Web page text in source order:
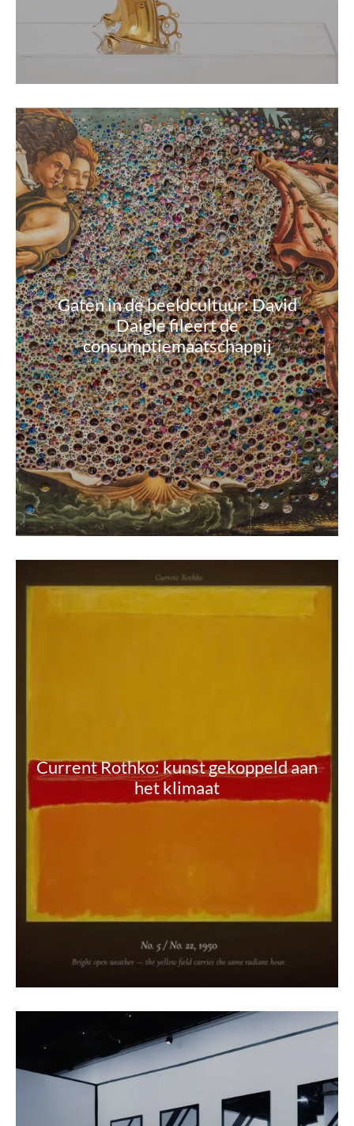
Gaten in de beeldcultuur: David
Daigle fileert de
consumptiemaatschappij
Current Rothko: kunst gekoppeld aan
het klimaat